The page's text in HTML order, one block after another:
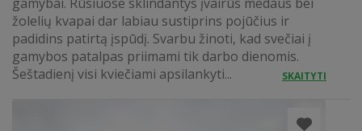
žolelių kvapai dar labiau sustiprins pojūčius ir
padidins patirtą įspūdį. Svarbu žinoti, kad svečiai į
gamybos patalpas priimami tik darbo dienomis.
Šeštadienį visi kviečiami apsilankyti...
SKAITYTI